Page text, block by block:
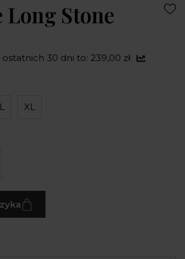
Long Stone
30 dni to: 239,00 zł
L XL